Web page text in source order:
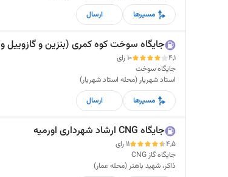
مسیرها
ارسال
جایگاه سوخت کوه کمری (بنزین و گازوییل و CNG)
4,1
10 رای
جایگاه سوخت
استاد شهریار (محله استاد شهریار)
مسیرها
ارسال
جایگاه CNG ارشاد شهرداری اورمیه
4,5
11 رای
جایگاه گاز CNG
ذاکر، شهید باهنر (محله عمار)